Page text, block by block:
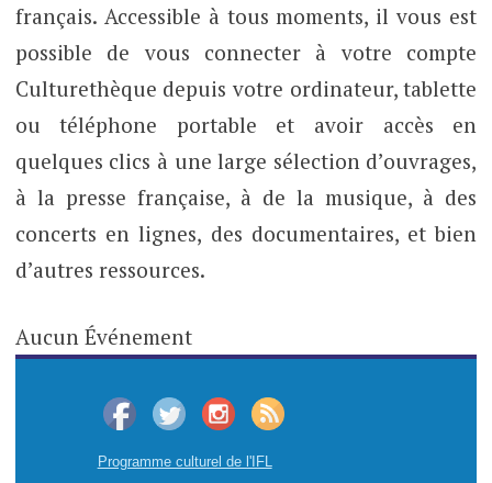
français. Accessible à tous moments, il vous est
possible de vous connecter à votre compte
Culturethèque depuis votre ordinateur, tablette
ou téléphone portable et avoir accès en
quelques clics à une large sélection d’ouvrages,
à la presse française, à de la musique, à des
concerts en lignes, des documentaires, et bien
d’autres ressources.
Aucun Événement
Programme culturel de l'IFL